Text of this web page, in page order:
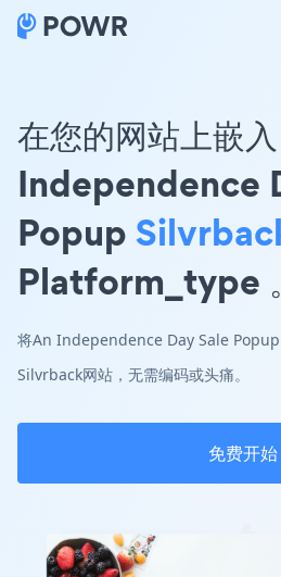
在您的网站上嵌
Independence
Popup
Platform_type 。
将An Independence Day Sale
Silvrback网站，无需编码或头痛。
免费开始